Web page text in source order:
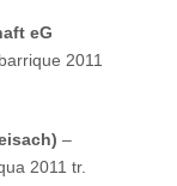
eG
2011
–
2011 tr.